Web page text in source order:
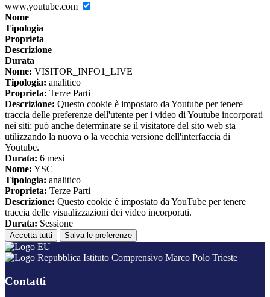
www.youtube.com
Nome
Tipologia
Proprieta
Descrizione
Durata
Nome: VISITOR_INFO1_LIVE
Tipologia: analitico
Proprieta: Terze Parti
Descrizione: Questo cookie è impostato da Youtube per tenere
traccia delle preferenze dell'utente per i video di Youtube incorporati
nei siti; può anche determinare se il visitatore del sito web sta
utilizzando la nuova o la vecchia versione dell'interfaccia di
Youtube.
Durata: 6 mesi
Nome: YSC
Tipologia: analitico
Proprieta: Terze Parti
Descrizione: Questo cookie è impostato da YouTube per tenere
traccia delle visualizzazioni dei video incorporati.
Durata: Sessione
Accetta tutti Salva le preferenze
Istituto Comprensivo Marco Polo Trieste
Contatti